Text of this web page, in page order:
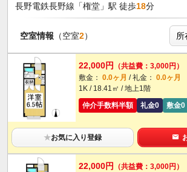
長野電鉄長野線「権堂」駅 徒歩18分
空室情報 （空室2）
22,000円
（共益費：3,000円）
敷金： 0.0ヶ月 / 礼金： 0.0ヶ月
1K / 18.41㎡ / 地上1階
仲介手数料半額
礼金0 敷金0
★お気に入り登録
22,000円
（共益費：3,000円）